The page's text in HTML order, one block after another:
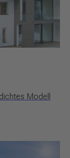
Modell